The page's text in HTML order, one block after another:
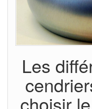
Les
choisir